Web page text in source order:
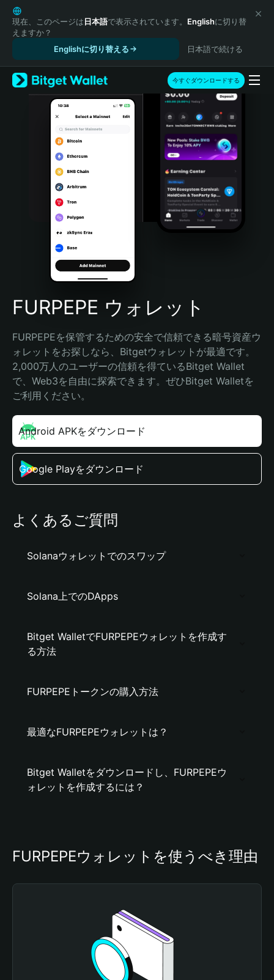
English
日本語
Tiếng Việt
Español (Latinoamérica)
Türkçe
Italiano
Português (Portugal)
Bahasa Indonesia
Português (Brasil)
Español (Argentina)
現在、このページは日本語で表示されています。 Englishに切り替
えますか？
Englishに切り替える
日本語で続ける
今すぐダウンロードする
FURPEPE ウォレット
FURPEPEを保管するための安全で信頼できる暗号資産ウ
ォレットをお探しなら、Bitgetウォレットが最適です。
2,000万人のユーザーの信頼を得ているBitget Wallet
で、Web3を自由に探索できます。ぜひBitget Walletを
ご利用ください。
Android APKをダウンロード
Google Playをダウンロード
よくあるご質問
Solanaウォレットでのスワップ
Solana上でのDApps
Bitget WalletでFURPEPEウォレットを作成す
る方法
FURPEPEトークンの購入方法
最適なFURPEPEウォレットは？
Bitget Walletをダウンロードし、FURPEPEウ
ォレットを作成するには？
FURPEPEウォレットを使うべき理由